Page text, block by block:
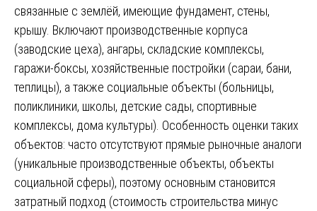
связанные с землёй, имеющие фундамент, стены,
крышу. Включают производственные корпуса
(заводские цеха), ангары, складские комплексы,
гаражи-боксы, хозяйственные постройки (сараи, бани,
теплицы), а также социальные объекты (больницы,
поликлиники, школы, детские сады, спортивные
комплексы, дома культуры). Особенность оценки таких
объектов: часто отсутствуют прямые рыночные аналоги
(уникальные производственные объекты, объекты
социальной сферы), поэтому основным становится
затратный подход (стоимость строительства минус